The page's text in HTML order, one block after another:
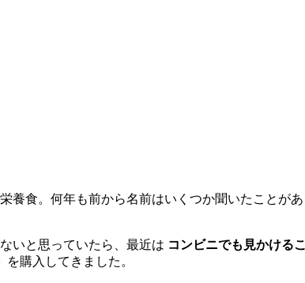
養食。何年も前から名前はいくつか聞いたことが
いと思っていたら、最近は コンビニでも見かける
を購入してきました。